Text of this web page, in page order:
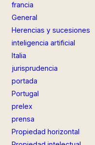
francia
General
Herencias y sucesiones
inteligencia artificial
Italia
jurisprudencia
portada
Portugal
prelex
prensa
Propiedad horizontal